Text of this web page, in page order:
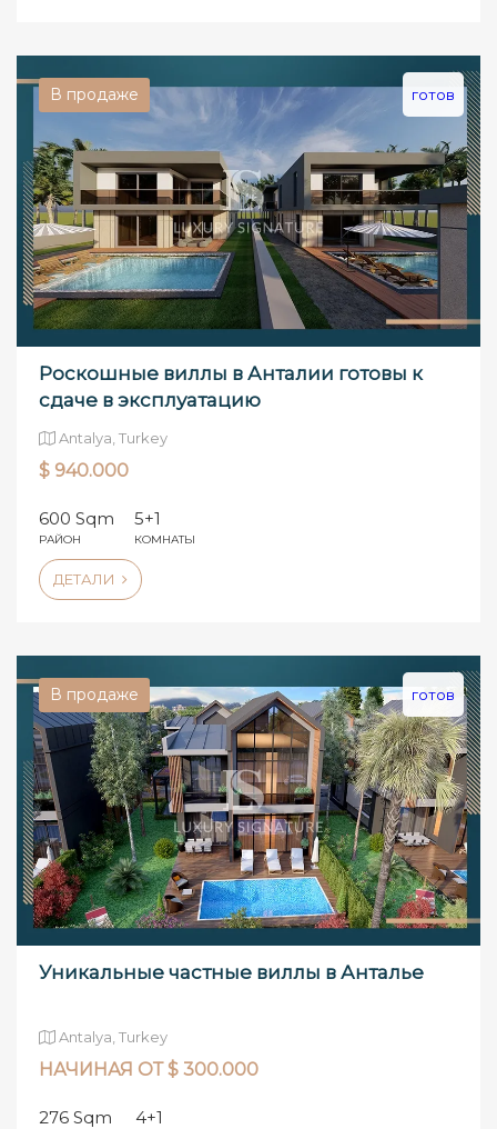
В продаже готов
Роскошные виллы в Анталии готовы к
сдаче в эксплуатацию
Antalya, Turkey
$ 940.000
600 Sqm
РАЙОН
5+1
КОМНАТЫ
ДЕТАЛИ
В продаже готов
Уникальные частные виллы в Анталье
Antalya, Turkey
НАЧИНАЯ ОТ $ 300.000
276 Sqm 4+1